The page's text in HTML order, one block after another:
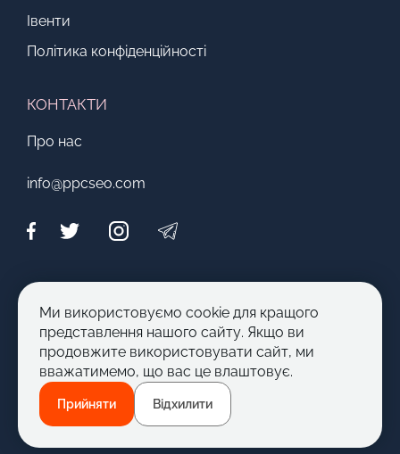
Івенти
Політика конфіденційності
КОНТАКТИ
Про нас
info@ppcseo.com
Стати автором
Запропонувати тему
© 2012 - 2026 PPC|SEO. Всі права захищені
Ми використовуємо cookie для кращого
представлення нашого сайту. Якщо ви
продовжите використовувати сайт, ми
вважатимемо, що вас це влаштовує.
Прийняти Відхилити